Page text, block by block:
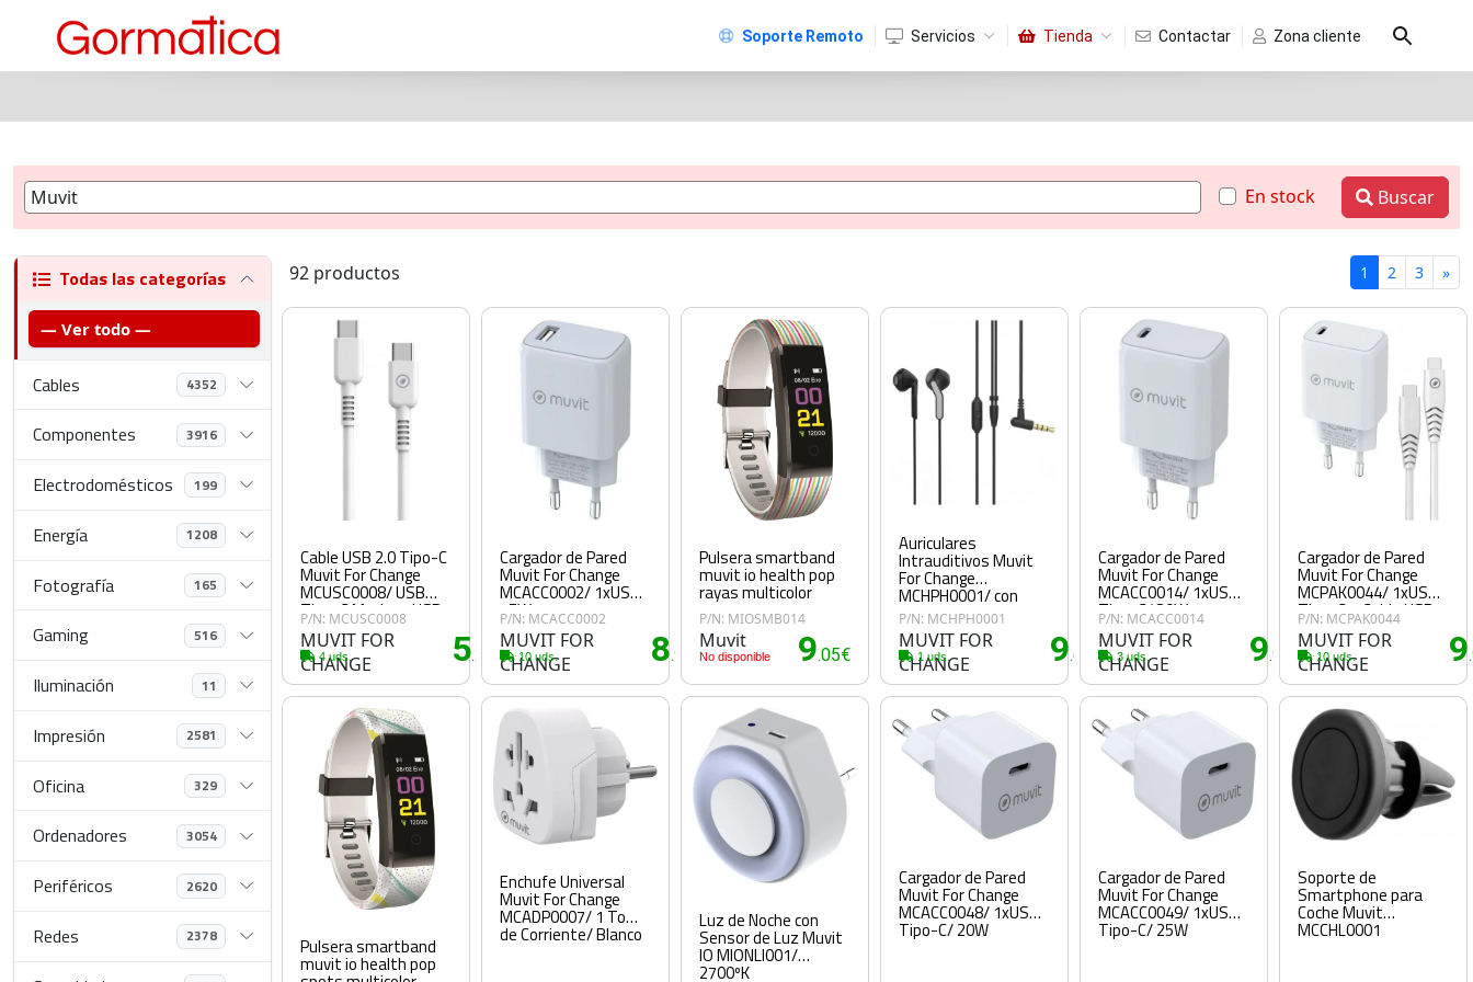
Soporte Remoto Servicios Tienda Contactar Zona cliente
En stock Buscar
Todas las categorías
— Ver todo —
Cables 4352
Componentes 3916
Electrodomésticos 199
Energía 1208
Fotografía 165
Gaming 516
Iluminación 11
Impresión 2581
Oficina 329
Ordenadores 3054
Periféricos 2620
Redes 2378
92 productos 1 2 3 »
Cable USB 2.0 Tipo-C
Muvit For Change
MCUSC0008/ USB
Tipo-C Macho - USB
Tipo-C/ Hasta 60W/
480Mbps/ 1.2m/
Blanco
P/N: MCUSC0008
MUVIT FOR
CHANGE
4 uds. 5.20€
Cargador de Pared
Muvit For Change
MCACC0002/ 1xUSB/
15W
P/N: MCACC0002
MUVIT FOR
CHANGE
10 uds. 8.95€
Pulsera smartband
muvit io health pop
rayas multicolor
P/N: MIOSMB014
Muvit
No disponible 9.05€
Auriculares
Intrauditivos Muvit
For Change
MCHPH0001/ con
Micrófono/ Jack 3.5/
Negros
P/N: MCHPH0001
MUVIT FOR
CHANGE
1 uds. 9.65€
Cargador de Pared
Muvit For Change
MCACC0014/ 1xUSB
Tipo-C/ 30W
P/N: MCACC0014
MUVIT FOR
CHANGE
3 uds. 9.90€
Cargador de Pared
Muvit For Change
MCPAK0044/ 1xUSB
Tipo-C + Cable USB
Tipo-C/ 20W
P/N: MCPAK0044
MUVIT FOR
CHANGE
10 uds. 9
Pulsera smartband
muvit io health pop
Enchufe Universal
Muvit For Change
MCADP0007/ 1 Toma
de Corriente/ Blanco
Luz de Noche con
Sensor de Luz Muvit
IO MIONLI001/
2700ºK
Cargador de Pared
Muvit For Change
MCACC0048/ 1xUSB
Tipo-C/ 20W
Cargador de Pared
Muvit For Change
MCACC0049/ 1xUSB
Tipo-C/ 25W
Soporte de
Smartphone para
Coche Muvit
MCCHL0001